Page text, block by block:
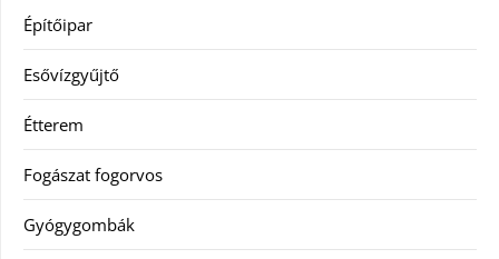
Építőipar
Esővízgyűjtő
Étterem
Fogászat fogorvos
Gyógygombák